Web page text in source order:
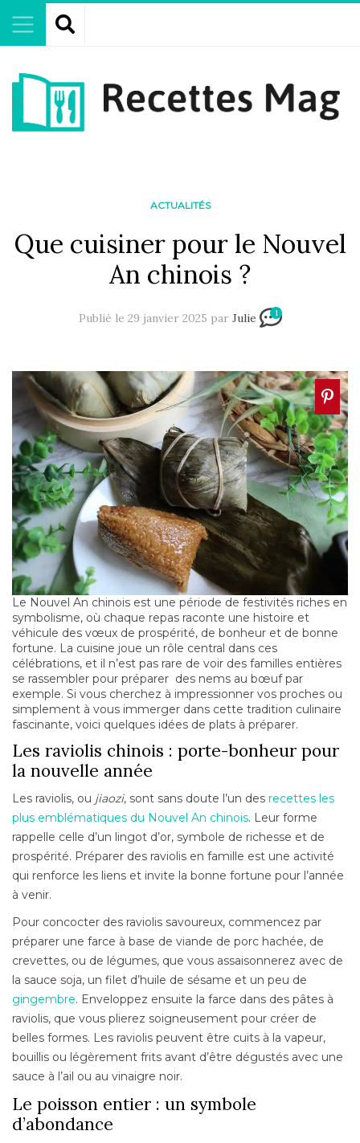
ACTUALITÉS
Que cuisiner pour le Nouvel
An chinois ?
Publié le 29 janvier 2025 par Julie 1
Le Nouvel An chinois est une période de festivités riches en
symbolisme, où chaque repas raconte une histoire et
véhicule des vœux de prospérité, de bonheur et de bonne
fortune. La cuisine joue un rôle central dans ces
célébrations, et il n’est pas rare de voir des familles entières
se rassembler pour préparer des nems au bœufpar
exemple. Si vous cherchez à impressionner vos proches ou
simplement à vous immerger dans cette tradition culinaire
fascinante, voici quelques idées de plats à préparer.
Les raviolis chinois : porte-bonheur pour
la nouvelle année
Les raviolis, ou jiaozi, sont sans doute l’un des recettes les
plus emblématiques du Nouvel An chinois. Leur forme
rappelle celle d’un lingot d’or, symbole de richesse et de
prospérité. Préparer des raviolis en famille est une activité
qui renforce les liens et invite la bonne fortune pour l’année
à venir.
Pour concocter des raviolis savoureux, commencez par
préparer une farce à base de viande de porc hachée, de
crevettes, ou de légumes, que vous assaisonnerez avec de
la sauce soja, un filet d’huile de sésame et un peu de
gingembre. Enveloppez ensuite la farce dans des pâtes à
raviolis, que vous plierez soigneusement pour créer de
belles formes. Les raviolis peuvent être cuits à la vapeur,
bouillis ou légèrement frits avant d’être dégustés avec une
sauce à l’ail ou au vinaigre noir.
Le poisson entier : un symbole
d’abondance